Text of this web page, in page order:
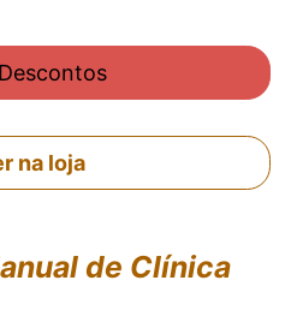
na loja
de Clínica